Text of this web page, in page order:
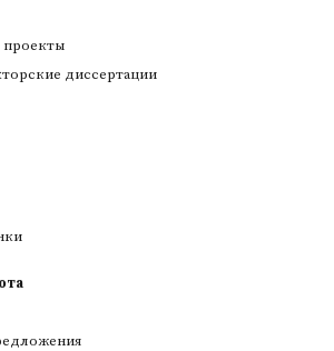
проекты
диссертации